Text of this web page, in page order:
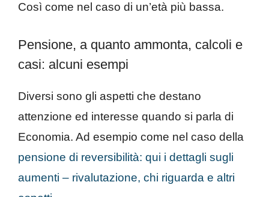
Così come nel caso di un’età più bassa.
Pensione, a quanto ammonta, calcoli e
casi: alcuni esempi
Diversi sono gli aspetti che destano
attenzione ed interesse quando si parla di
Economia. Ad esempio come nel caso della
pensione di reversibilità: qui i dettagli sugli
aumenti – rivalutazione, chi riguarda e altri